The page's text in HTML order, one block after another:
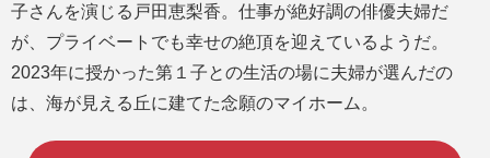
子さんを演じる戸田恵梨香。仕事が絶好調の俳優夫婦だ
が、プライベートでも幸せの絶頂を迎えているようだ。
2023年に授かった第１子との生活の場に夫婦が選んだの
は、海が見える丘に建てた念願のマイホーム。